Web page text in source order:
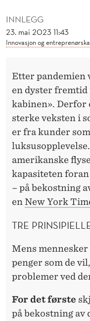
L
U
INNLEGG
23. mai 2023 11:43
Innovasjon og
Etter pandemien
en dyster fremtid
kabinen». Derfor
sterke veksten i
er fra kunder
amerikanske
kapasiteten
– på bekostning
enNew York
TRE
Mens mennesker
penger som de
problemer ved
For det første
på bekostning av